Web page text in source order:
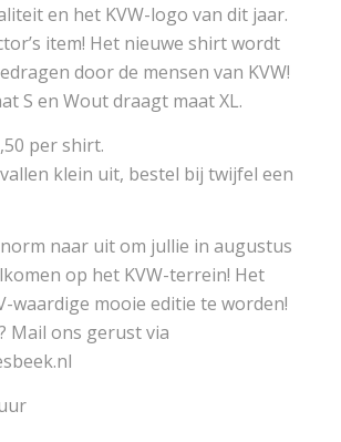
en het KVW-logo van dit jaar.
item! Het nieuwe shirt wordt
door de mensen van KVW!
S en Wout draagt maat XL.
per shirt.
klein uit, bestel bij twijfel een
naar uit om jullie in augustus
op het KVW-terrein! Het
waardige mooie editie te worden!
Mail ons gerust via